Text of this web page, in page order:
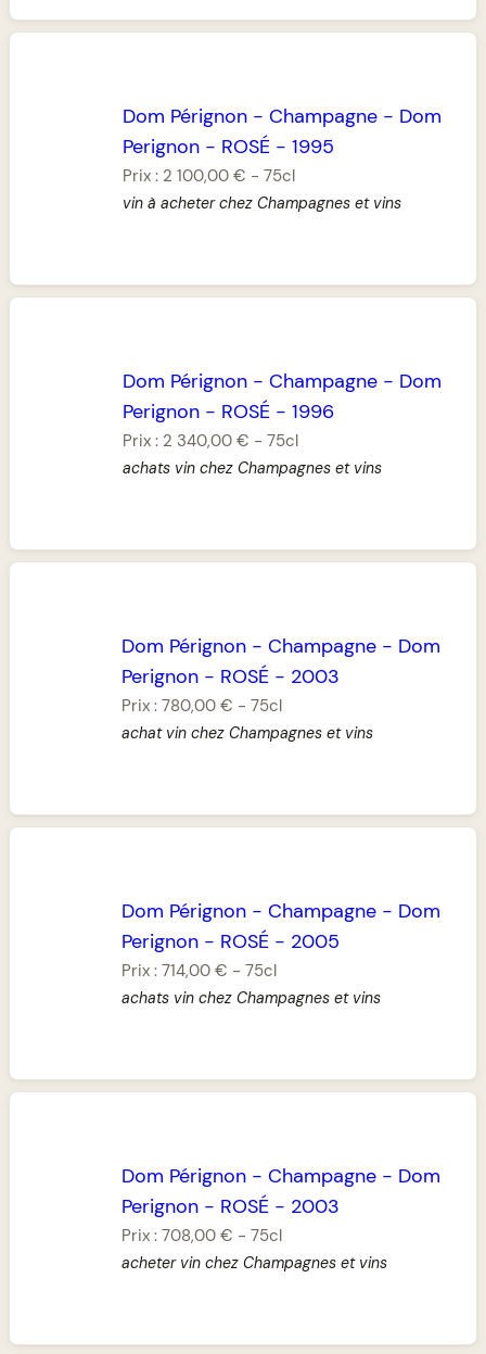
Dom Pérignon- Champagne- Dom
Perignon- ROSÉ- 1995
Prix : 2 100,00 € - 75cl
vin à acheter chez Champagnes et vins
Dom Pérignon- Champagne- Dom
Perignon- ROSÉ- 1996
Prix : 2 340,00 € - 75cl
achats vin chez Champagnes et vins
Dom Pérignon - Champagne - Dom
Perignon - ROSÉ - 2003
Prix :780,00 € -75cl
achat vin chez Champagnes et vins
Dom Pérignon - Champagne - Dom
Perignon - ROSÉ - 2005
Prix :714,00 € -75cl
achats vin chez Champagnes et vins
Dom Pérignon - Champagne - Dom
Perignon - ROSÉ - 2003
Prix :708,00 € -75cl
acheter vin chez Champagnes et vins